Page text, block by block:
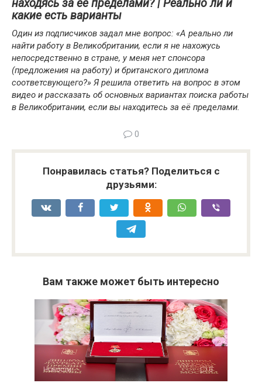
находясь за её пределами? | Реально ли и
какие есть варианты
Один из подписчиков задал мне вопрос: «А реально ли
найти работу в Великобритании, если я не нахожусь
непосредственно в стране, у меня нет спонсора
(предложения на работу) и британского диплома
соответсвующего?» Я решила ответить на вопрос в этом
видео и рассказать об основных вариантах поиска работы
в Великобритании, если вы находитесь за её пределами.
0
Понравилась статья? Поделиться с
друзьями:
Вам также может быть интересно
Новости 0